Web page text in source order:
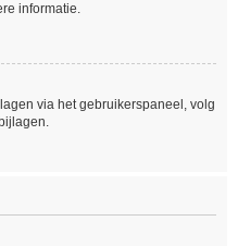
informatie.
via het gebruikerspaneel, volg